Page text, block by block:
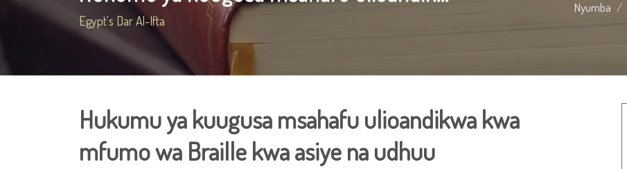
Egypt's Dar Al-Ifta
Nyumba
Hukumu ya kuugusa msahafu ulioandikwa kwa
mfumo wa Braille kwa asiye na udhuu